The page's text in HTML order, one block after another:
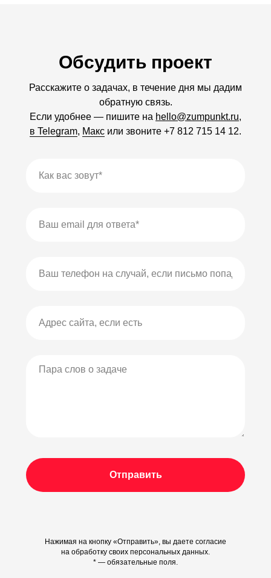
Обсудить проект
Расскажите о задачах, в течение дня мы дадим
обратную связь.
Если удобнее — пишите на hello@zumpunkt.ru,
в Telegram, Макс или звоните +7 812 715 14 12.
Отправить
Нажимая на кнопку «Отправить», вы даете согласие
на обработку своих персональных данных.
* — обязательные поля.